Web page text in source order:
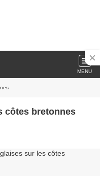
MENU
côtes bretonnes